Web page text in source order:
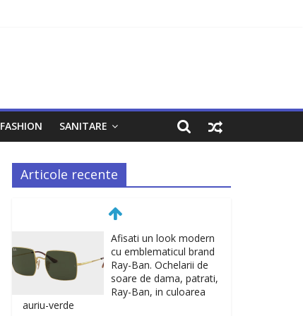
FASHION SANITARE
Articole recente
Afisati un look modern
cu emblematicul brand
Ray-Ban. Ochelarii de
soare de dama, patrati,
Ray-Ban, in culoarea
auriu-verde